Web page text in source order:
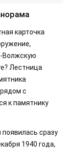
карточка
Волжскую
Лестница
с
к памятнику
сразу
1940 года,